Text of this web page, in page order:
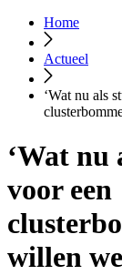
Home
Actueel
‘Wat nu als
‘Wat nu
voor een
willen